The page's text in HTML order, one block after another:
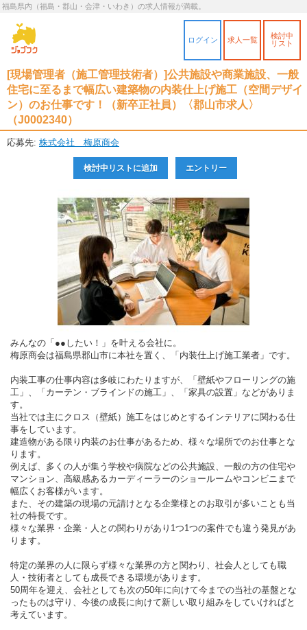
福島県内（福島・郡山・会津・いわき）の求人情報が満載。
ログイン 求人一覧
検討中
リスト
[現場管理者（施工管理技術者）]公共施設や商業施設、一般
住宅に至るまで幅広い建築物の内装仕上げ施工（空間デザイ
ン）のお仕事です！（新卒正社員）〈郡山市求人〉
（J0002340）
応募先: 株式会社 梅原商会
検討中リストに追加 エントリー
みんなの「●●したい！」を叶える会社に。
梅原商会は福島県郡山市に本社を置く、「内装仕上げ施工業者」です。
内装工事の仕事内容は多岐にわたりますが、「壁紙やフローリングの施
工」、「カーテン・ブラインドの施工」、「家具の設置」などがありま
す。
当社では主にクロス（壁紙）施工をはじめとするインテリアに関わる仕
事をしています。
建造物がある限り内装のお仕事があるため、様々な場所でのお仕事とな
ります。
例えば、多くの人が集う学校や病院などの公共施設、一般の方の住宅や
マンション、高級感あるカーディーラーのショールームやコンビニまで
幅広くお客様がいます。
また、その建築の現場の元請けとなる企業様とのお取引が多いことも当
社の特長です。
様々な業界・企業・人との関わりがあり1つ1つの案件でも違う発見があ
ります。
特定の業界の人に限らず様々な業界の方と関わり、社会人としても職
人・技術者としても成長できる環境があります。
50周年を迎え、会社としても次の50年に向けて今までの当社の基盤とな
ったものは守り、今後の成長に向けて新しい取り組みをしていければと
考えています。